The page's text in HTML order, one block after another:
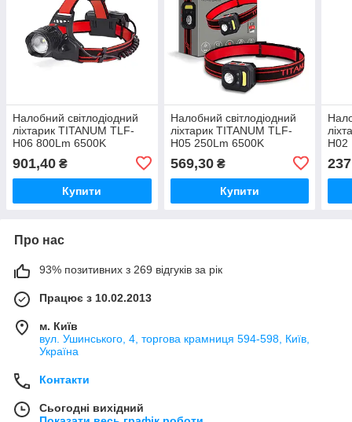
Налобний світлодіодний
ліхтарик TITANUM TLF-
H06 800Lm 6500K
901,40 ₴
Купити
Налобний світлодіодний
ліхтарик TITANUM TLF-
H05 250Lm 6500K
569,30₴
Купити
H02
Про нас
93% позитивних з 269 відгуків за рік
Працює з 10.02.2013
м. Київ
вул. Ушинського, 4, торгова крамниця 594-598, Київ,
Україна
Контакти
Сьогодні вихідний